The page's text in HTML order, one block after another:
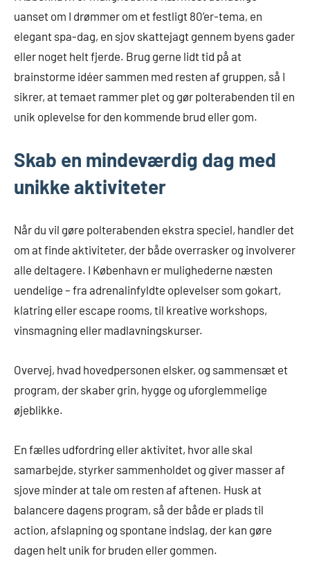
uanset om I drømmer om et festligt 80’er-tema, en
elegant spa-dag, en sjov skattejagt gennem byens gader
eller noget helt fjerde. Brug gerne lidt tid på at
brainstorme idéer sammen med resten af gruppen, så I
sikrer, at temaet rammer plet og gør polterabenden til en
unik oplevelse for den kommende brud eller gom.
Skab en mindeværdig dag med
unikke aktiviteter
Når du vil gøre polterabenden ekstra speciel, handler det
om at finde aktiviteter, der både overrasker og involverer
alle deltagere. I København er mulighederne næsten
uendelige – fra adrenalinfyldte oplevelser som gokart,
klatring eller escape rooms, til kreative workshops,
vinsmagning eller madlavningskurser.
Overvej, hvad hovedpersonen elsker, og sammensæt et
program, der skaber grin, hygge og uforglemmelige
øjeblikke.
En fælles udfordring eller aktivitet, hvor alle skal
samarbejde, styrker sammenholdet og giver masser af
sjove minder at tale om resten af aftenen. Husk at
balancere dagens program, så der både er plads til
action, afslapning og spontane indslag, der kan gøre
dagen helt unik for bruden eller gommen.